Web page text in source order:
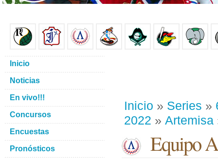
Inicio » Series »
2022 » Artemisa
Equipo
Inicio
Noticias
En vivo!!!
Concursos
Encuestas
Pronósticos